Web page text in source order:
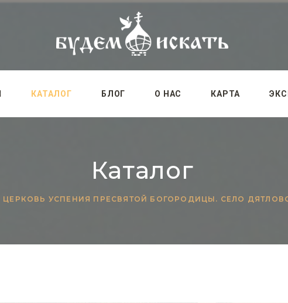
КАТАЛОГ БЛОГ О НАС КАРТА
Каталог
ЦЕРКОВЬ УСПЕНИЯ ПРЕСВЯТОЙ БОГОРОДИЦЫ. СЕЛО